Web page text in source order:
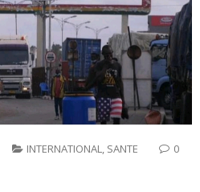
INTERNATIONAL, SANTE 0